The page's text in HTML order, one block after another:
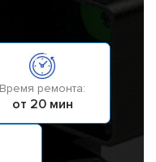
Время ремонта:
от 20 мин